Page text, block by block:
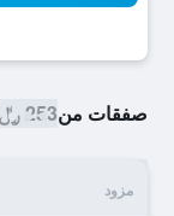
صفقات من253 ﷼
مزود